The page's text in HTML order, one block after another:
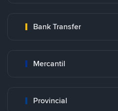
Bank Transfer
Mercantil
Provincial